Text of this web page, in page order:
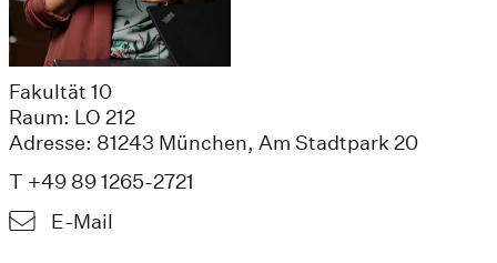
Fakultät 10
Raum: LO 212
Adresse: 81243 München, Am Stadtpark 20
T +49 89 1265-2721
E-Mail